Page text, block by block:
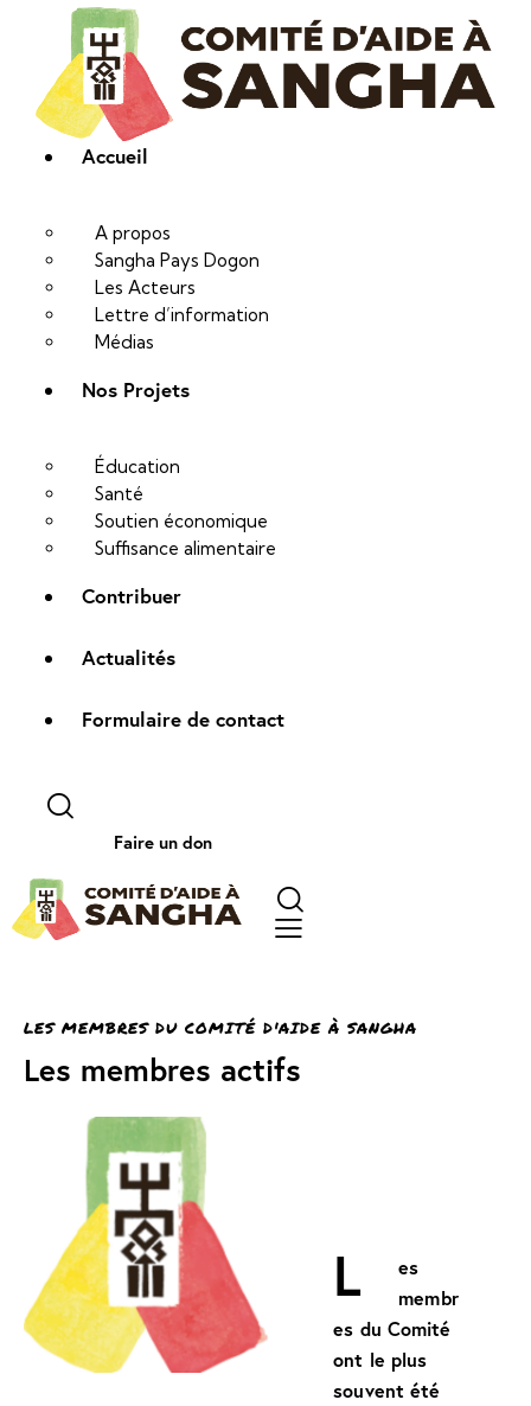
Accueil
A propos
Sangha Pays Dogon
Les Acteurs
Lettre d’information
Médias
Nos Projets
Éducation
Santé
Soutien économique
Suffisance alimentaire
Contribuer
Actualités
Formulaire de contact
Faire un don
LES MEMBRES DU COMITÉ D'AIDE À SANGHA
Les membres actifs
L
es
membr
es du Comité
ont le plus
souvent été